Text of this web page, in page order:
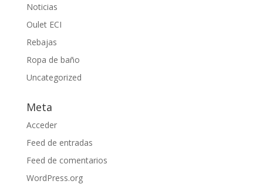
Noticias
Oulet ECI
Rebajas
Ropa de baño
Uncategorized
Meta
Acceder
Feed de entradas
Feed de comentarios
WordPress.org